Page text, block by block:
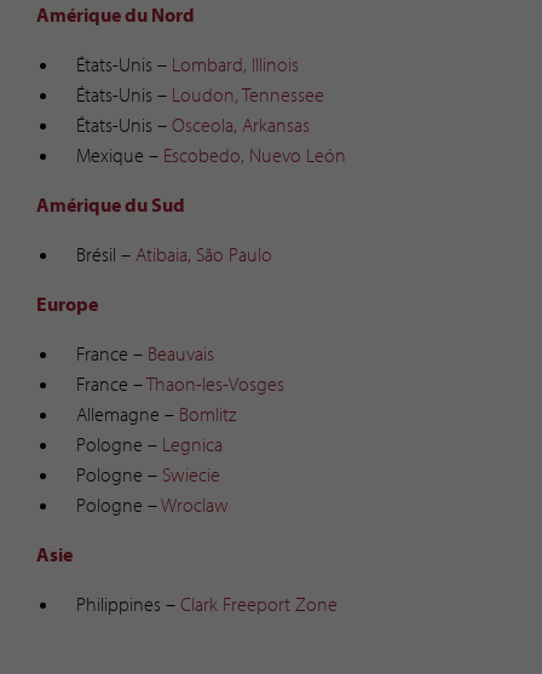
Amérique du Nord
États-Unis – Lombard, Illinois
États-Unis – Loudon, Tennessee
États-Unis – Osceola, Arkansas
Mexique – Escobedo, Nuevo León
Amérique du Sud
Brésil – Atibaia, São Paulo
Europe
France – Beauvais
France –Thaon-les-Vosges
Allemagne – Bomlitz
Pologne – Legnica
Pologne – Swiecie
Pologne –Wroclaw
Asie
Philippines – Clark Freeport Zone